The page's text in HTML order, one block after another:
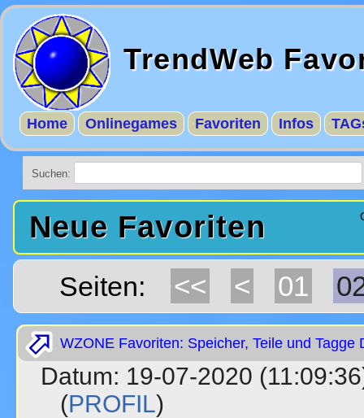
TrendWeb
Home Onlinegames Favoriten Infos
Suchen:
Neue Favoriten
Seiten: << < 01
WZONE Favoriten: Speicher, Teile und Tagge
Datum: 19-07-2020
(PROFIL)